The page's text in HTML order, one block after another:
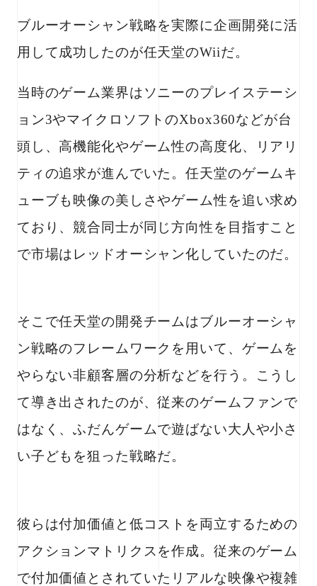
ブルーオーシャン戦略を実際に企画開発に活
用して成功したのが任天堂のWiiだ。
当時のゲーム業界はソニーのプレイステーシ
ョン3やマイクロソフトのXbox360などが台
頭し、高機能化やゲーム性の高度化、リアリ
ティの追求が進んでいた。任天堂のゲームキ
ューブも映像の美しさやゲーム性を追い求め
ており、競合同士が同じ方向性を目指すこと
で市場はレッドオーシャン化していたのだ。
そこで任天堂の開発チームはブルーオーシャ
ン戦略のフレームワークを用いて、ゲームを
やらない非顧客層の分析などを行う。こうし
て導き出されたのが、従来のゲームファンで
はなく、ふだんゲームで遊ばない大人や小さ
い子どもを狙った戦略だ。
彼らは付加価値と低コストを両立するための
アクションマトリクスを作成。従来のゲーム
で付加価値とされていたリアルな映像や複雑